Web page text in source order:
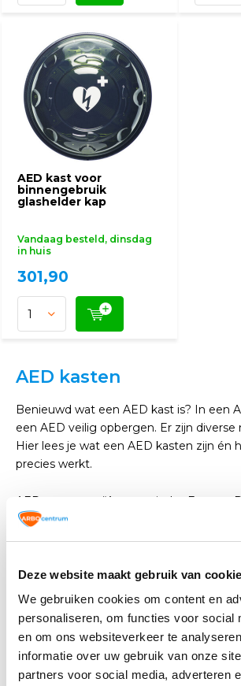
Deze website maakt gebruik van
We gebruiken cookies om content en
personaliseren, om functies voor social
en om ons websiteverkeer te
informatie over uw gebruik van onze
partners voor social media, adverteren
AED kast voor
binnengebruik
glashelder kap
Vandaag besteld, dinsdag
in huis
301,90
AED kasten
Benieuwd wat een AED kast is? In een
een AED veilig opbergen. Er zijn diverse
Hier lees je wat een AED kasten zijn én
precies werkt.
AED staat voor “Automatische Externe
apparaat is draagbaar en zorgt er door
iemand een hartstilstand krijgt, stopt het
kloppen en pompt het geen bloed meer
organen krijgen hierbij geen bloed en
hartstilstand is een levensbedreigende
Hartstichting stelt dat circa 17.000
hartstilstand buiten het ziekenhuis
dus levens redden. Met een AED kast